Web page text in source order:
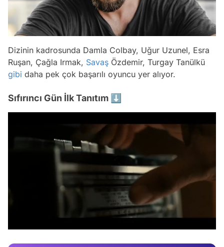
Dizinin kadrosunda Damla Colbay, Uğur Uzunel, Esra
Ruşan, Çağla Irmak, Savaş Özdemir, Turgay Tanülkü
gibi daha pek çok başarılı oyuncu yer alıyor.
Sıfırıncı Gün İlk Tanıtım ⬇️